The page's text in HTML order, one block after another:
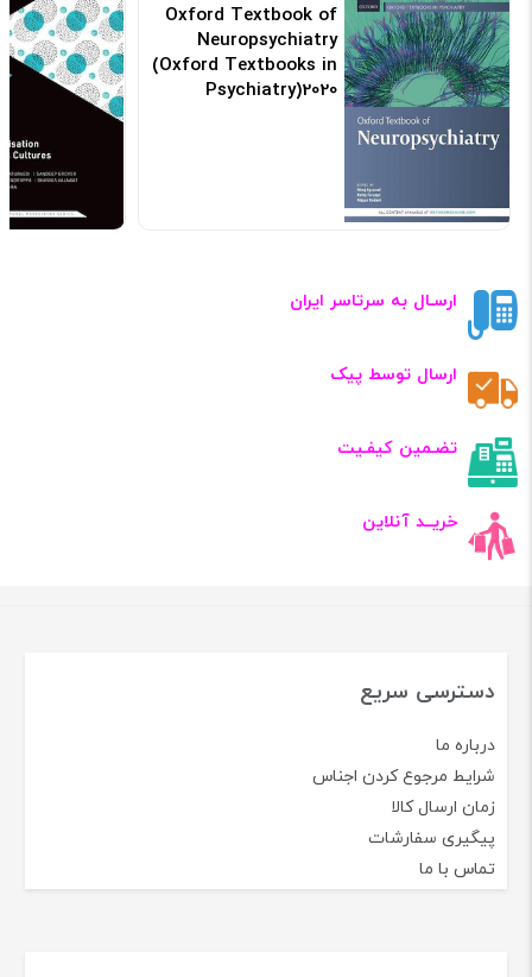
Oxford Textbook of
Neuropsychiatry
(Oxford Textbooks in
Psychiatry)2020
ارسـال به سرتاسر ایران
ارسال توسط پیک
تضـمین کیفـیت
خریــد آنلاین
دسترسی سریع
درباره ما
شرایط مرجوع کردن اجناس
زمان ارسال کالا
پیگیری سفارشات
تماس با ما